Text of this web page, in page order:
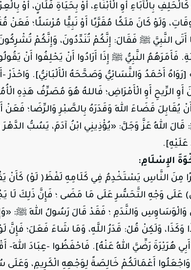
كَالْحَلِفِ بِالْآبَاءِ أَوِ الْأَبْنَاءِ، أَوْ بِحَيَاةِ فُلَانٍ،
وَلَوْ كَانَ مَلَكًا مُقَرَّبًا أَوْ نَبِيًّا مُرْسَلًا؛ فَعَنْ
أَتَى النَّبِيَّ ﷺ فَقَالَ: إِنَّكُمْ تُنَدِّدُونَ، وَإِنَّكُمْ
فَأَمَرَهُمُ النَّبِيُّ ﷺ إِذَا أَرَادُوا أَنْ يَحْلِفُوا أَنْ
أَحْمَدُ وَالنَّسَائِيُّ وَصَحَّحَهُ الْأَلْبَانِيُّ]. وَاحْذَرْ
أَوِ الرِّيحِ أَوِ الْأَمْرَاضِ؛ فَاللهُ هُوَ مُصَرِّفُ هَذِهِ
يُقَابِلَ قَضَاءَ اللهِ وَقَدَرَهُ بِالصَّبْرِ وَالرِّضَا؛ فَعَنْ
قَالَ اللهُ عَزَّ وَجَلَّ: «يُؤْذِينِي ابْنُ آدَمَ، يَسُبُّ الدَّهْرَ
الإِسْلَامِ:
مِنَ النَّاسِ يَسْتَخْدِمُ فِي كَلَامِهِ لَفْظَ( لَوْ)
عَلَى وَجْهِ التَّحَسُّرِ عَلَى مَا مَضَى ؛ فَإِنَّ ذَلِكَ لَا
وَالْوَسَاوِسِ وَالنَّدَمِ ؛ فَقَدْ قَالَ رَسُولُ اللهِ ﷺ:
وَكَذَا، وَلَكِنْ قُلْ: قَدَرُ اللَّهِ، وَمَا شَاءَ فَعَلَ؛
هُرَيْرَةَ رَضِّيَّ اللهُ عَنْهُ]. فَاحْفَظُوا -عِبَادَ اللهِ-
وَاجْعَلُوا أَعْمَالَكُمْ خَالِصَةً لِوَجْهِهِ الْكَرِيمِ،